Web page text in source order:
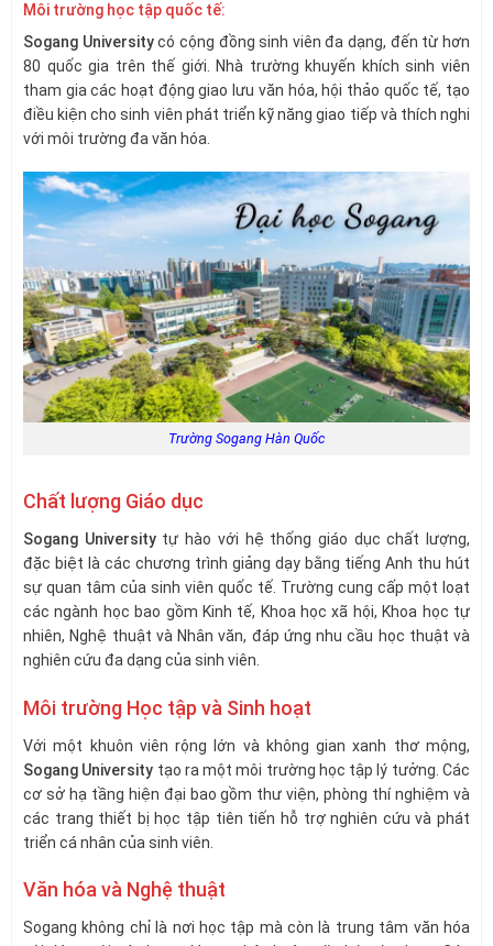
Môi trường học tập quốc tế:
Sogang Universitycó cộng đồng sinh viên đa dạng, đến từ hơn
80 quốc gia trên thế giới. Nhà trường khuyến khích sinh viên
tham gia các hoạt động giao lưu văn hóa, hội thảo quốc tế, tạo
điều kiện cho sinh viên phát triển kỹ năng giao tiếp và thích nghi
với môi trường đa văn hóa.
Trường Sogang Hàn Quốc
Chất lượng Giáo dục
Sogang Universitytự hào với hệ thống giáo dục chất lượng,
đặc biệt là các chương trình giảng dạy bằng tiếng Anh thu hút
sự quan tâm của sinh viên quốc tế. Trường cung cấp một loạt
các ngành học bao gồm Kinh tế, Khoa học xã hội, Khoa học tự
nhiên, Nghệ thuật và Nhân văn, đáp ứng nhu cầu học thuật và
nghiên cứu đa dạng của sinh viên.
Môi trường Học tập và Sinh hoạt
Với một khuôn viên rộng lớn và không gian xanh thơ mộng,
Sogang University tạo ra một môi trường học tập lý tưởng. Các
cơ sở hạ tầng hiện đại bao gồm thư viện, phòng thí nghiệm và
các trang thiết bị học tập tiên tiến hỗ trợ nghiên cứu và phát
triển cá nhân của sinh viên.
Văn hóa và Nghệ thuật
Sogang không chỉ là nơi học tập mà còn là trung tâm văn hóa